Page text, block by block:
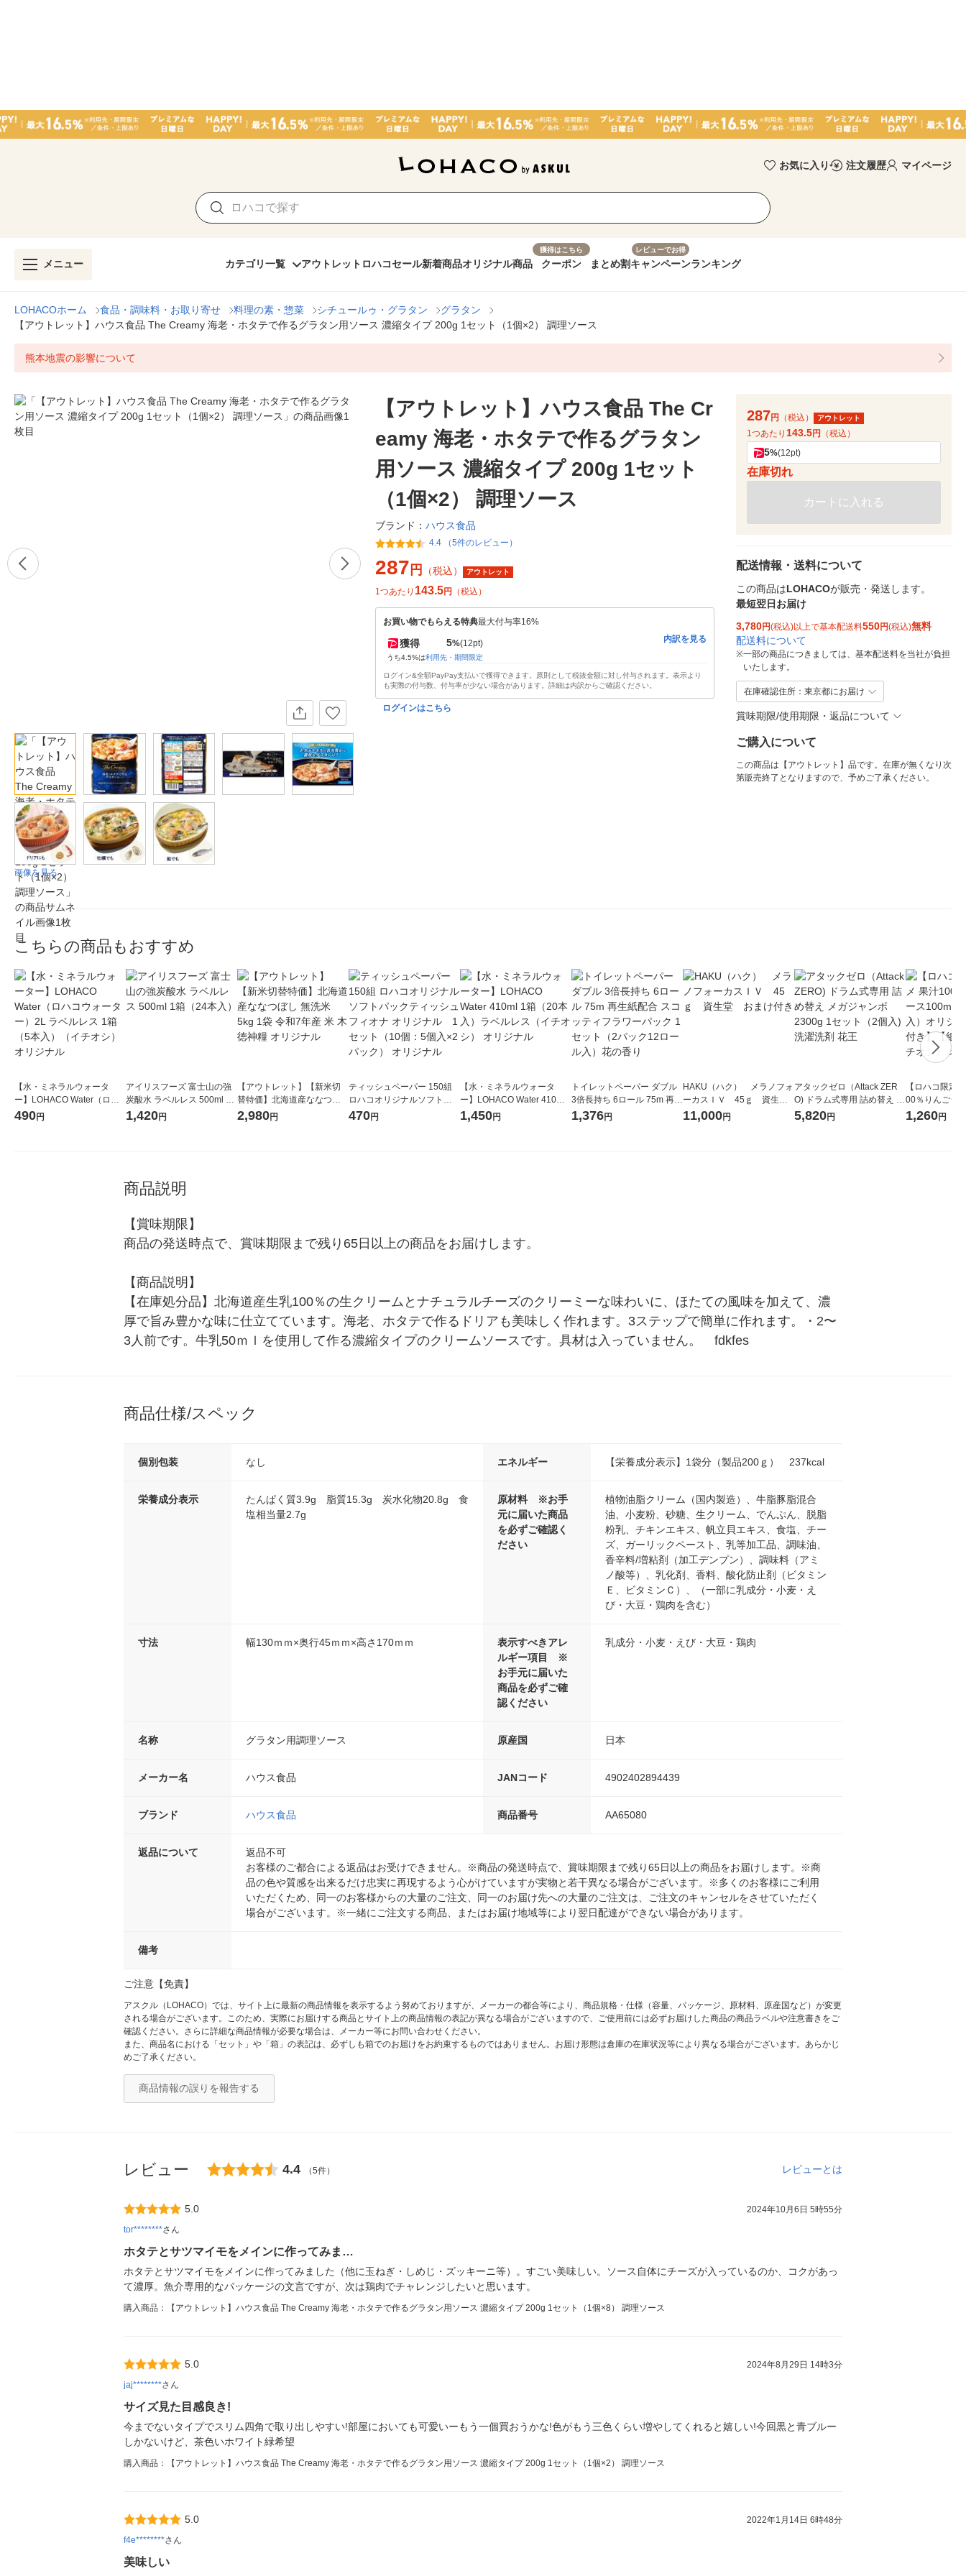
お気に入り 注文履歴 マイページ
メニュー カテゴリ一覧 アウトレット ロハコセール新着商品オリジナル商品
獲得はこちら
クーポン まとめ割
レビューでお得
キャンペーンランキング
LOHACOホーム 食品・調味料・お取り寄せ 料理の素・惣菜 シチュールゥ・グラタン
グラタン
【アウトレット】ハウス食品 The Creamy 海老・ホタテで作るグラタン用ソース 濃縮タイプ 200g 1セット（1個×2） 調理ソース
熊本地震の影響について
画像を見る
【アウトレット】ハウス食品 The Cr
eamy 海老・ホタテで作るグラタン
用ソース 濃縮タイプ 200g 1セット
（1個×2） 調理ソース
ブランド： ハウス食品
4.4 （5件のレビュー）
287 円 （税込） アウトレット
1つあたり 143.5円 （税込）
お買い物でもらえる特典最大付与率16%
獲得 5%(12pt)
うち4.5%は利用先・期間限定
内訳を見る
ログイン&全額PayPay支払いで獲得できます。原則として税抜金額に対し付与されます。表示より
も実際の付与数、付与率が少ない場合があります。詳細は内訳からご確認ください。
ログインはこちら
287円 （税込） アウトレット
1つあたり 143.5円 （税込）
5%(12pt)
在庫切れ
カートに入れる
配送情報・送料について
この商品はLOHACOが販売・発送します。
最短翌日お届け
3,780円(税込)以上で基本配送料550円(税込)無料
配送料について
※一部の商品につきましては、基本配送料を当社が負担
いたします。
在庫確認住所：東京都にお届け
賞味期限/使用期限・返品について
ご購入について
この商品は【アウトレット】品です。在庫が無くなり次
第販売終了となりますので、予めご了承ください。
こちらの商品もおすすめ
【水・ミネラルウォータ
ー】LOHACO Water（ロハ
コウォーター）2L ラベルレ
490円
アイリスフーズ 富士山の強
炭酸水 ラベルレス 500ml 1
箱（24本入）
1,420円
【アウトレット】【新米切
替特価】北海道産ななつぼ
し 無洗米 5kg 1袋 令和7年産
米 木徳神糧 オリジナル
2,980円
ティッシュペーパー 150組
ロハコオリジナルソフトパ
ックティッシュ フィオナ オ
470円
【水・ミネラルウォータ
ー】LOHACO Water 410ml
1箱（20本入）ラベルレス
（イチオシ） オリジナル
1,450円
トイレットペーパー ダブル
3倍長持ち 6ロール 75m 再生
紙配合 スコッティフラワー
パック 1セット（2パック12
1,376円
HAKU（ハク） メラノフォ
ーカスＩＶ 45ｇ 資生
堂 おまけ付き
11,000円
アタックゼロ（Attack ZER
O) ドラム式専用 詰め替え メ
ガジャンボ 2300g 1セット
（2個入) 洗濯洗剤 花王
5,820円
【ロハコ限定
00％りんごジ
箱（18本入）
【クイズ付き
1,260円
商品説明
【賞味期限】
商品の発送時点で、賞味期限まで残り65日以上の商品をお届けします。
【商品説明】
【在庫処分品】北海道産生乳100％の生クリームとナチュラルチーズのクリーミーな味わいに、ほたての風味を加えて、濃
厚で旨み豊かな味に仕立てています。海老、ホタテで作るドリアも美味しく作れます。3ステップで簡単に作れます。・2〜
3人前です。牛乳50ｍｌを使用して作る濃縮タイプのクリームソースです。具材は入っていません。　fdkfes
商品仕様/スペック
個別包装 なし エネルギー 【栄養成分表示】1袋分（製品200ｇ） 237kcal
栄養成分表示
たんぱく質3.9g 脂質15.3g 炭水化物20.8g 食
塩相当量2.7g
原材料 ※お手
元に届いた商品
を必ずご確認く
ださい
植物油脂クリーム（国内製造）、牛脂豚脂混合
油、小麦粉、砂糖、生クリーム、でんぷん、脱脂
粉乳、チキンエキス、帆立貝エキス、食塩、チー
ズ、ガーリックペースト、乳等加工品、調味油、
香辛料/増粘剤（加工デンプン）、調味料（アミ
ノ酸等）、乳化剤、香料、酸化防止剤（ビタミン
Ｅ、ビタミンＣ）、（一部に乳成分・小麦・え
び・大豆・鶏肉を含む）
寸法 幅130ｍｍ×奥行45ｍｍ×高さ170ｍｍ
表示すべきアレ
ルギー項目 ※
お手元に届いた
商品を必ずご確
認ください
乳成分・小麦・えび・大豆・鶏肉
名称 グラタン用調理ソース 原産国 日本
メーカー名 ハウス食品 JANコード 4902402894439
ブランド ハウス食品 商品番号 AA65080
返品について
返品不可
お客様のご都合による返品はお受けできません。※商品の発送時点で、賞味期限まで残り65日以上の商品をお届けします。※商
品の色や質感を出来るだけ忠実に再現するよう心がけていますが実物と若干異なる場合がございます。※多くのお客様にご利用
いただくため、同一のお客様からの大量のご注文、同一のお届け先への大量のご注文は、ご注文のキャンセルをさせていただく
場合がございます。※一緒にご注文する商品、またはお届け地域等により翌日配達ができない場合があります。
備考
ご注意【免責】
アスクル（LOHACO）では、サイト上に最新の商品情報を表示するよう努めておりますが、メーカーの都合等により、商品規格・仕様（容量、パッケージ、原材料、原産国など）が変更
される場合がございます。このため、実際にお届けする商品とサイト上の商品情報の表記が異なる場合がございますので、ご使用前には必ずお届けした商品の商品ラベルや注意書きをご
確認ください。さらに詳細な商品情報が必要な場合は、メーカー等にお問い合わせください。
また、商品名における「セット」や「箱」の表記は、必ずしも箱でのお届けをお約束するものではありません。お届け形態は倉庫の在庫状況等により異なる場合がございます。あらかじ
めご了承ください。
商品情報の誤りを報告する
レビュー 4.4 （5件） レビューとは
5.0
2024年10月6日 5時55分
tor********さん
ホタテとサツマイモをメインに作ってみま…
ホタテとサツマイモをメインに作ってみました（他に玉ねぎ・しめじ・ズッキーニ等）。すごい美味しい。ソース自体にチーズが入っているのか、コクがあっ
て濃厚。魚介専用的なパッケージの文言ですが、次は鶏肉でチャレンジしたいと思います。
購入商品：【アウトレット】ハウス食品 The Creamy 海老・ホタテで作るグラタン用ソース 濃縮タイプ 200g 1セット（1個×8） 調理ソース
5.0
2024年8月29日 14時3分
jaj********さん
サイズ見た目感良き!
今までないタイプでスリム四角で取り出しやすい!部屋においても可愛いーもう一個買おうかな!色がもう三色くらい増やしてくれると嬉しい!今回黒と青ブルー
しかないけど、茶色いホワイト緑希望
購入商品：【アウトレット】ハウス食品 The Creamy 海老・ホタテで作るグラタン用ソース 濃縮タイプ 200g 1セット（1個×2） 調理ソース
5.0
2022年1月14日 6時48分
f4e********さん
美味しい